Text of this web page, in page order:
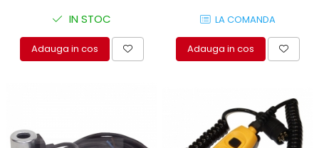
IN STOC
Adauga in cos
LA COMANDA
Adauga in cos